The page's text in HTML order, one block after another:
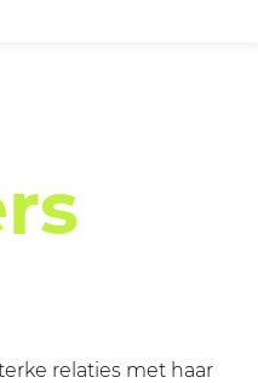
relaties met haar